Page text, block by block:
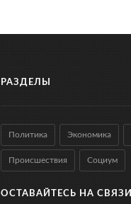
РАЗДЕЛЫ
Политика Экономика
Происшествия Социум
ОСТАВАЙТЕСЬ НА СВЯЗИ